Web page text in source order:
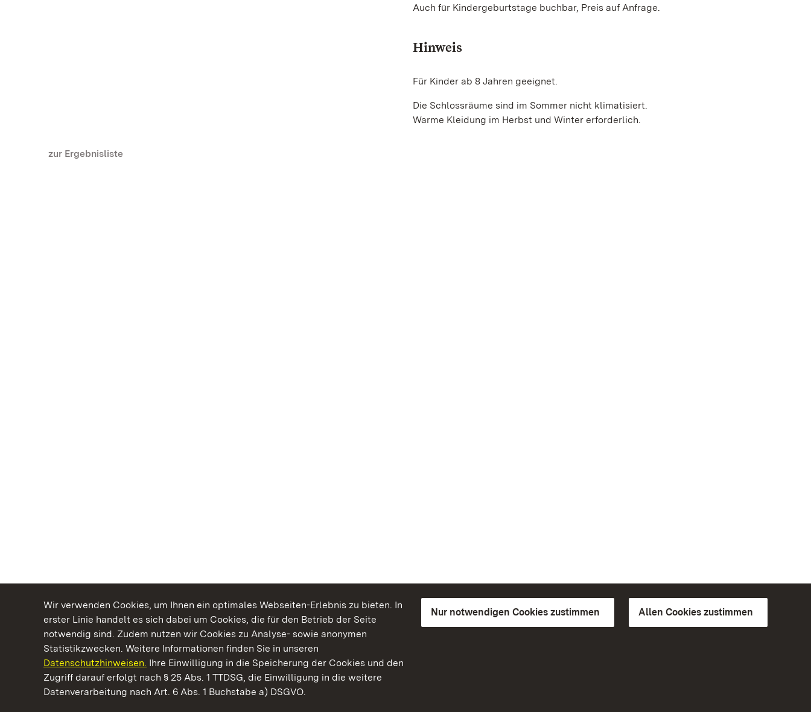
Wir verwenden Cookies, um Ihnen ein optimales Webseiten-Erlebnis zu bieten. In
erster Linie handelt es sich dabei um Cookies, die für den Betrieb der Seite
notwendig sind. Zudem nutzen wir Cookies zu Analyse- sowie anonymen
Statistikzwecken. Weitere Informationen finden Sie in unseren
Datenschutzhinweisen. Ihre Einwilligung in die Speicherung der Cookies und den
Zugriff darauf erfolgt nach § 25 Abs. 1 TTDSG, die Einwilligung in die weitere
Datenverarbeitung nach Art. 6 Abs. 1 Buchstabe a) DSGVO.
Nur notwendigen Cookies zustimmen Allen Cookies zustimmen
Auch für Kindergeburtstage buchbar, Preis auf Anfrage.
Hinweis
Für Kinder ab 8 Jahren geeignet.
Die Schlossräume sind im Sommer nicht klimatisiert.
Warme Kleidung im Herbst und Winter erforderlich.
zur Ergebnisliste
Kommen. Staunen. Genießen.